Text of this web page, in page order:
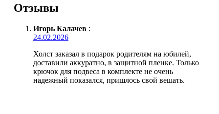
Отзывы
Игорь Калачев :
24.02.2026
Холст заказал в подарок родителям на юбилей,
доставили аккуратно, в защитной пленке. Только
крючок для подвеса в комплекте не очень
надежный показался, пришлось свой вешать.